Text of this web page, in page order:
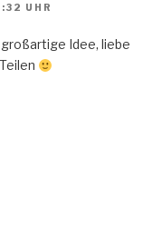
UHR
Idee, liebe